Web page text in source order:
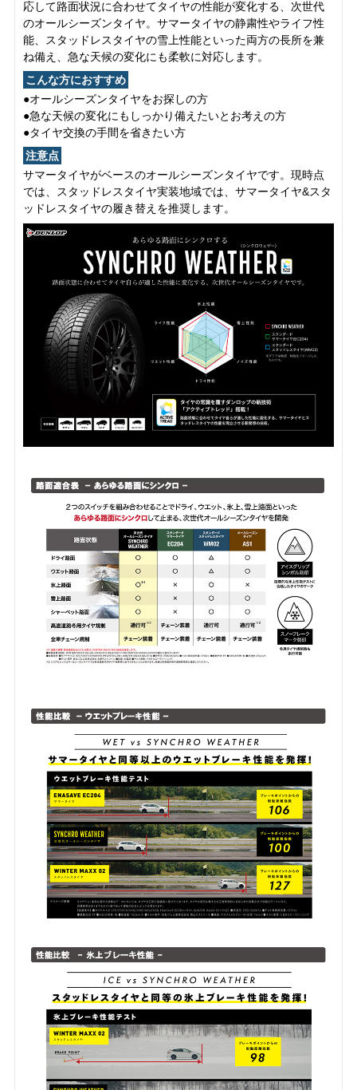
応して路面状況に合わせてタイヤの性能が変化する、次世代
のオールシーズンタイヤ。サマータイヤの静粛性やライフ性
能、スタッドレスタイヤの雪上性能といった両方の長所を兼
ね備え、急な天候の変化にも柔軟に対応します。
こんな方におすすめ
●オールシーズンタイヤをお探しの方
●急な天候の変化にもしっかり備えたいとお考えの方
●タイヤ交換の手間を省きたい方
注意点
サマータイヤがベースのオールシーズンタイヤです。現時点
では、スタッドレスタイヤ実装地域では、サマータイヤ&スタ
ッドレスタイヤの履き替えを推奨します。